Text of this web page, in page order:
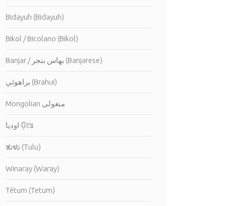
Bidayuh (Bidayuh)
Bikol / Bicolano (Bikol)
Banjar / بهاس بنجر (Banjarese)
براهوئي (Brahui)
Mongolian منغولى
اوديا ଡ଼ିଆ
ತುಳು (Tulu)
Winaray (Waray)
Tétum (Tetum)